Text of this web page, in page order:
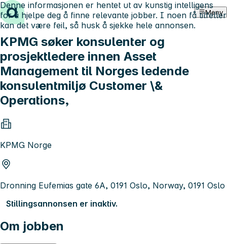
Hopp til innhold Meny
KPMG søker konsulenter og
prosjektledere innen Asset
Management til Norges ledende
konsulentmiljø Customer \&
Operations,
KPMG Norge
Dronning Eufemias gate 6A, 0191 Oslo, Norway, 0191 Oslo
Stillingsannonsen er inaktiv.
Om jobben
Denne informasjonen er hentet ut av kunstig intelligens
for å hjelpe deg å finne relevante jobber. I noen få tilfeller
kan det være feil, så husk å sjekke hele annonsen.